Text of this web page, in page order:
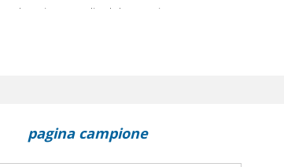
con gli adolescenti
in gruppo con i futuri nonni per favorire il
: Strasburgo condanna la Bulgaria innovando la
pagina campione